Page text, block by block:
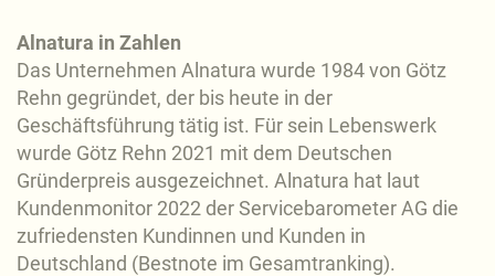
Alnatura in Zahlen
Das Unternehmen Alnatura wurde 1984 von Götz
Rehn gegründet, der bis heute in der
Geschäftsführung tätig ist. Für sein Lebenswerk
wurde Götz Rehn 2021 mit dem Deutschen
Gründerpreis ausgezeichnet. Alnatura hat laut
Kundenmonitor 2022 der Servicebarometer AG die
zufriedensten Kundinnen und Kunden in
Deutschland (Bestnote im Gesamtranking).